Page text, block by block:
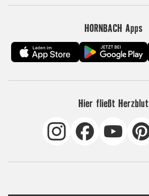
HORNBACH Apps
Hier fließt Herzblut